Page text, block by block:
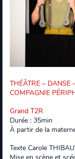
THÉÂTRE – DANSE
COMPAGNIE
Grand T2R
Durée : 35min
À partir de la
Texte Carole